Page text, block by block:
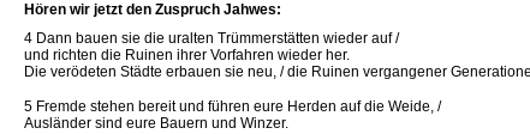
Hören wir jetzt den Zuspruch Jahwes:
4 Dann bauen sie die uralten Trümmerstätten wieder auf /
und richten die Ruinen ihrer Vorfahren wieder her.
Die verödeten Städte erbauen sie neu, / die Ruinen vergangener
5 Fremde stehen bereit und führen eure Herden auf die Weide, /
Ausländer sind eure Bauern und Winzer.